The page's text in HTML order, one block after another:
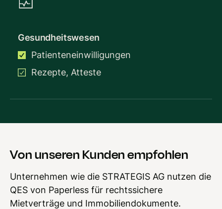
Gesundheitswesen
Patienteneinwilligungen
Rezepte, Atteste
Von unseren Kunden empfohlen
Unternehmen wie die STRATEGIS AG nutzen die
QES von Paperless für rechtssichere
Mietverträge und Immobiliendokumente.